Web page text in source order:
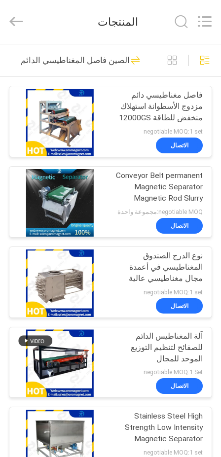
منزل،
بيت
منتجات
معلومات
جولة
في
المعمل
مراقبة
الجودة
اتصل
الأخبار
والمعرفة
حالات
خريطة
الموقع
Ltd..
Reserved.
آلة فاصل المغناطيسي
158
معدات فصل
المغناطيسي
95
عالية التدرج فاصل
المغناطيسي
99
فاصل كهرومغناطيسي
78
المنتجات
الصين فاصل المغناطيسي الدائم
فاصل مغناطيسي دائم
مزدوج الأسطوانة استهلاك
منخفض للطاقة 12000GS
منخفض الطاقة لجزيئات
الكوارتز البلاستيكية
negotiable MOQ:1 set
الاتصال
Conveyor Belt permanent
Magnetic Separator
Magnetic Rod Slurry
Separator
negotiable MOQ:مجموعة واحدة
الاتصال
نوع الدرج الصندوق
المغناطيسي في أعمدة
مجال مغناطيسي عالية
قوية من مادة النيوديميوم
negotiable MOQ:1 set
الاتصال
آلة المغناطيس الدائم
للصفائح لتنظيم التوزيع
الموحد للمجال
المغناطيسي في تركيز خام
الحديد
negotiable MOQ:1 Set
الاتصال
Stainless Steel High
Strength Low Intensity
Magnetic Separator
Filtration
negotiable MOQ:1 set